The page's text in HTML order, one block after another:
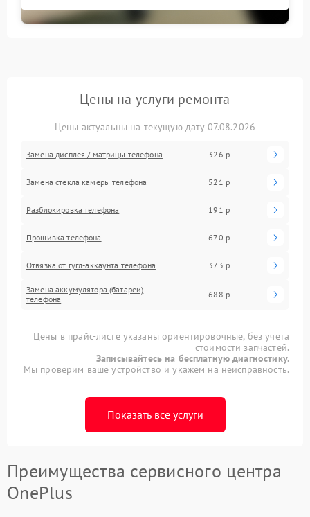
Цены на услуги ремонта
Цены актуальны на текущую дату 07.08.2026
Замена дисплея / матрицы телефона 326 р
Замена стекла камеры телефона 521 р
Разблокировка телефона 191 р
Прошивка телефона 670 р
Отвязка от гугл-аккаунта телефона 373 р
Замена аккумулятора (батареи)
телефона
688 р
Цены в прайс-листе указаны ориентировочные, без учета
стоимости запчастей.
Записывайтесь на бесплатную диагностику.
Мы проверим ваше устройство и укажем на неисправность.
Показать все услуги
Преимущества сервисного центра
OnePlus